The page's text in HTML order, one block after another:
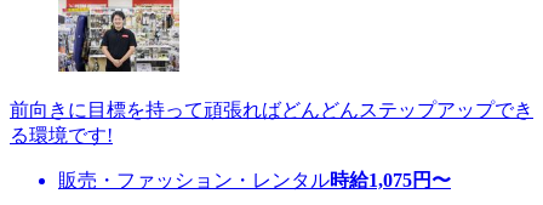
前向きに目標を持って頑張ればどんどんステップアップでき
る環境です!
販売・ファッション・レンタル時給1,075円〜